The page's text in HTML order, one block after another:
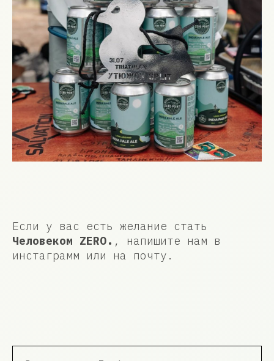
Если у вас есть желание стать
Человеком ZERO. , напишите нам в
инстаграмм или на почту.